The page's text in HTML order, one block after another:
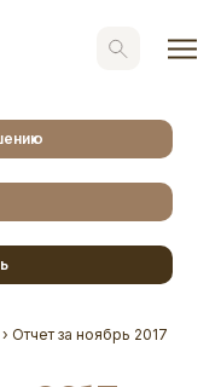
› Отчет за ноябрь 2017